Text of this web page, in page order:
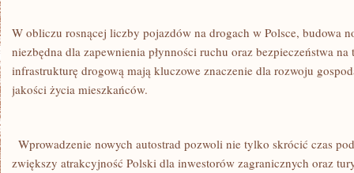
W obliczu‍ rosnącej liczby pojazdów na drogach w Polsce, budowa
niezbędna dla ​zapewnienia⁣ płynności ruchu oraz bezpieczeństwa
infrastrukturę drogową mają⁣ kluczowe znaczenie dla rozwoju
⁤jakości życia ⁤mieszkańców.
Wprowadzenie nowych autostrad‍ pozwoli⁣ nie tylko ‌skrócić czas
⁤zwiększy atrakcyjność ⁢Polski dla inwestorów zagranicznych ​oraz